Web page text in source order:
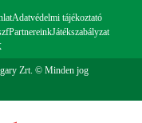
Adatvédelmi tájékoztató
PartnereinkJátékszabályzat
Zrt. © Minden jog